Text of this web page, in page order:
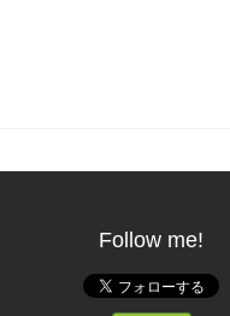
Follow me!